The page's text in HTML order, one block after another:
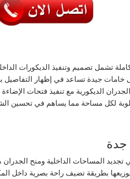
تشمل تصميم وتنفيذ الديكورات
خامات جيدة تساعد في إظهار
الديكورية مع تنفيذ فتحات
لكل مساحة مما يساهم في تحسين
جدة
تجديد المساحات الداخلية ومنح
وتوزيعها بطريقة تضيف راحة بصرية داخل